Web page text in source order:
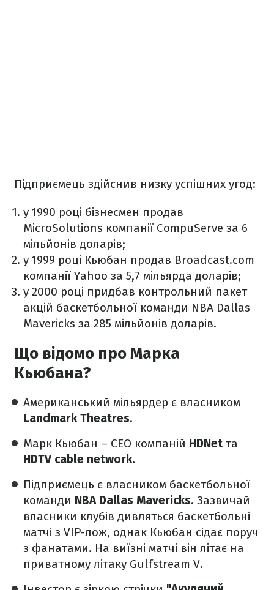
Підприємець здійснив низку успішних угод:
у 1990 році бізнесмен продав
MicroSolutions компанії CompuServe за 6
мільйонів доларів;
у 1999 році Кьюбан продав Broadcast.com
компанії Yahoo за 5,7 мільярда доларів;
у 2000 році придбав контрольний пакет
акцій баскетбольної команди NBA Dallas
Mavericks за 285 мільйонів доларів.
Що відомо про Марка
Кьюбана?
Американський мільярдер є власником
Landmark Theatres.
Марк Кьюбан – СЕО компаній HDNet та
HDTV cable network.
Підприємець є власником баскетбольної
команди NBA Dallas Mavericks. Зазвичай
власники клубів дивляться баскетбольні
матчі з VIP-лож, однак Кьюбан сідає поруч
з фанатами. На виїзні матчі він літає на
приватному літаку Gulfstream V.